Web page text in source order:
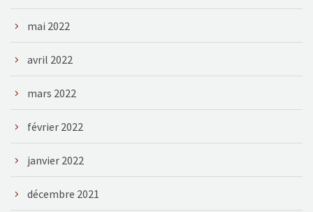
mai 2022
avril 2022
mars 2022
février 2022
janvier 2022
décembre 2021